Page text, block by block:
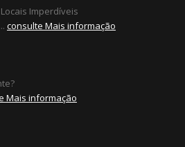
Imperdíveis
consulte Mais informação
Mais informação